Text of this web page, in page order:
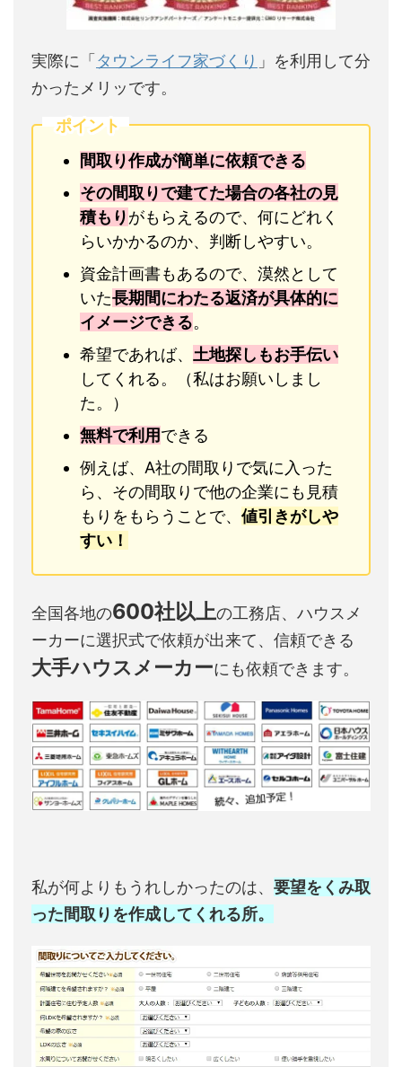
実際に「 タウンライフ家づくり 」を利用して分
かったメリッです。
ポイント
間取り作成が簡単に依頼できる
その間取りで建てた場合の各社の見
積もりがもらえるので、何にどれく
らいかかるのか、判断しやすい。
資金計画書もあるので、漠然として
いた長期間にわたる返済が具体的に
イメージできる。
希望であれば、 土地探しもお手伝い
してくれる。（私はお願いしまし
た。）
無料で利用できる
例えば、A社の間取りで気に入った
ら、その間取りで他の企業にも見積
もりをもらうことで、 値引きがしや
すい！
全国各地の600社以上の工務店、ハウスメ
ーカーに選択式で依頼が出来て、信頼できる
大手ハウスメーカーにも依頼できます。
私が何よりもうれしかったのは、 要望をくみ取
った間取りを作成してくれる所。